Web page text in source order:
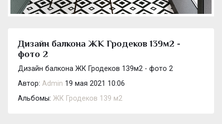
Дизайн балкона ЖК Гродеков 139м2 -
фото 2
Дизайн балкона ЖК Гродеков 139м2 - фото 2
Автор: Admin 19 мая 2021 10:06
Альбомы: ЖК Гродеков 139 м2